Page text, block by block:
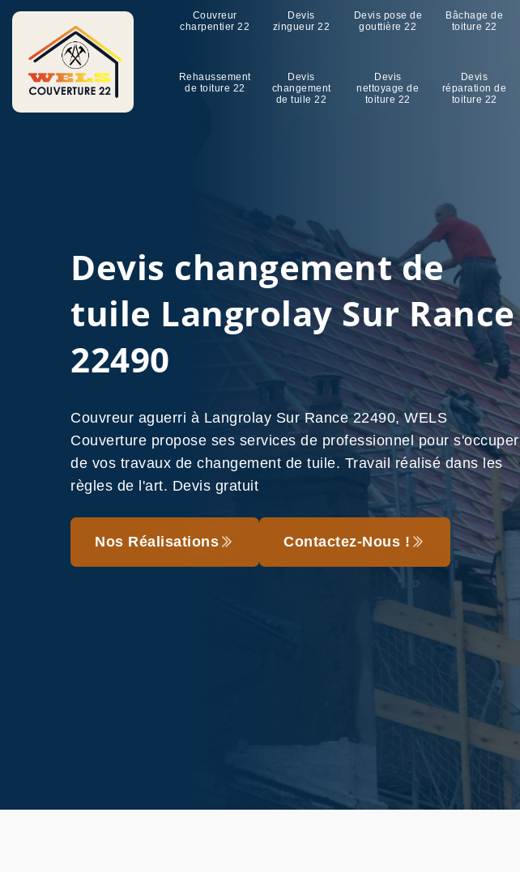
Couvreur
charpentier 22
Devis
zingueur 22
Devis pose de
gouttière 22
Bâchage de
toiture 22
Rehaussement
de toiture 22
Devis
changement
de tuile 22
Devis
nettoyage de
toiture 22
Devis
réparation de
toiture 22
Devis changement de
tuile Langrolay Sur Rance
22490
Couvreur aguerri à Langrolay Sur Rance 22490, WELS
Couverture propose ses services de professionnel pour s'occuper
de vos travaux de changement de tuile. Travail réalisé dans les
règles de l'art. Devis gratuit
Nos Réalisations Contactez-Nous !